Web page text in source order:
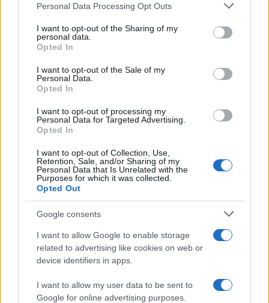
Personal Data Processing Opt Outs
I want to opt-out of the Sharing of my
personal data.
Opted In
I want to opt-out of the Sale of my
Personal Data.
Opted In
I want to opt-out of processing my
Personal Data for Targeted Advertising.
Opted In
I want to opt-out of Collection, Use,
Retention, Sale, and/or Sharing of my
Personal Data that Is Unrelated with the
Purposes for which it was collected.
Opted Out
Google consents
I want to allow Google to enable storage
related to advertising like cookies on web or
device identifiers in apps.
I want to allow my user data to be sent to
Google for online advertising purposes.
impegnati ad acchiappare like e non a fare i
genitori. Mio papà è il mio migliore amico, li
amo”. Senza lesinare stoccate a modelli sbagliati –
di rapper e trapper, che spesso influenzano i più
giovani – Brumotti ha ripercorso alcuni degli
episodi più importanti della sua battaglia contro il
crimine: “Un paio di volte mi hanno sparato
“Dobbiamo prenderli in giro, perché vivono con le
nostre paure e fomentano il terrore nelle
famiglie”, ha aggiunto Brumotti soffermandosi sui
faccia a faccia spesso pericolosi con i malviventi.
E l’attenzione torna all’educazione dei più giovani:
formiamo, i ragazzi capiscono che il sistema